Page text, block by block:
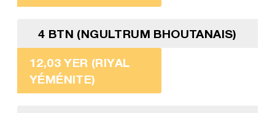
4 BTN (NGULTRUM BHOUTANAIS)
12,03 YER (RIYAL
YÉMÉNITE)